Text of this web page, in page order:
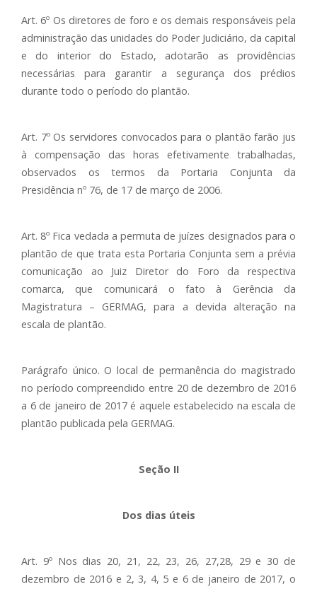
Art. 6º Os diretores de foro e os demais responsáveis pela
administração das unidades do Poder Judiciário, da capital
e do interior do Estado, adotarão as providências
necessárias para garantir a segurança dos prédios
durante todo o período do plantão.
Art. 7º Os servidores convocados para o plantão farão jus
à compensação das horas efetivamente trabalhadas,
observados os termos da Portaria Conjunta da
Presidência nº 76, de 17 de março de 2006.
Art. 8º Fica vedada a permuta de juízes designados para o
plantão de que trata esta Portaria Conjunta sem a prévia
comunicação ao Juiz Diretor do Foro da respectiva
comarca, que comunicará o fato à Gerência da
Magistratura – GERMAG, para a devida alteração na
escala de plantão.
Parágrafo único. O local de permanência do magistrado
no período compreendido entre 20 de dezembro de 2016
a 6 de janeiro de 2017 é aquele estabelecido na escala de
plantão publicada pela GERMAG.
Seção II
Dos dias úteis
Art. 9º Nos dias 20, 21, 22, 23, 26, 27,28, 29 e 30 de
dezembro de 2016 e 2, 3, 4, 5 e 6 de janeiro de 2017, o